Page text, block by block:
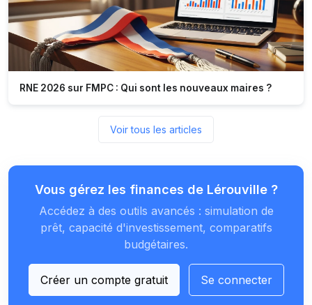
RNE 2026 sur FMPC : Qui sont les nouveaux maires ?
Voir tous les articles
Vous gérez les finances de Lérouville ?
Accédez à des outils avancés : simulation de
prêt, capacité d'investissement, comparatifs
budgétaires.
Créer un compte gratuit Se connecter